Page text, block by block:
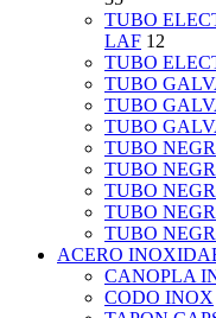
TUBO
LAF 12
TUBO
TUBO
TUBO
TUBO
TUBO
TUBO
TUBO
TUBO
TUBO
ACERO
CANOPLA
CODO INOX